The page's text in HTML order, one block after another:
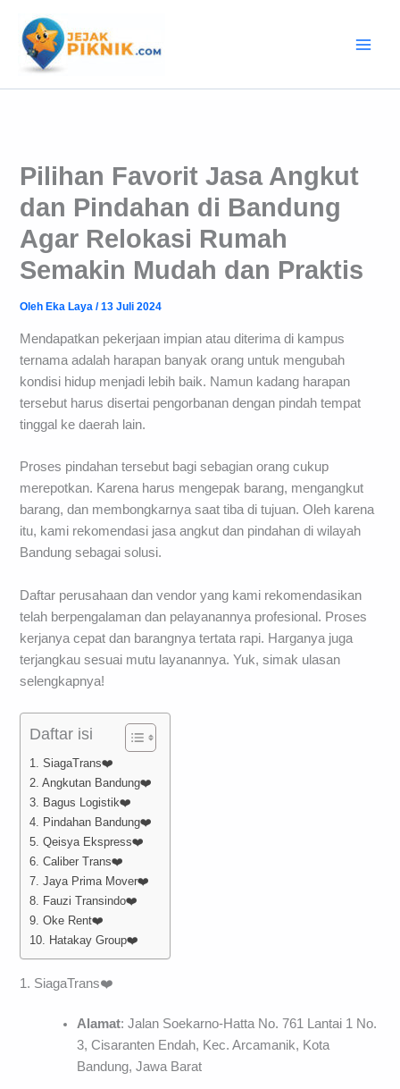
konten
Pilihan Favorit Jasa Angkut
dan Pindahan di Bandung
Agar Relokasi Rumah
Semakin Mudah dan Praktis
Oleh Eka Laya/13 Juli 2024
Mendapatkan pekerjaan impian atau diterima di kampus
ternama adalah harapan banyak orang untuk mengubah
kondisi hidup menjadi lebih baik. Namun kadang harapan
tersebut harus disertai pengorbanan dengan pindah tempat
tinggal ke daerah lain.
Proses pindahan tersebut bagi sebagian orang cukup
merepotkan. Karena harus mengepak barang, mengangkut
barang, dan membongkarnya saat tiba di tujuan. Oleh karena
itu, kami rekomendasi jasa angkut dan pindahan di wilayah
Bandung sebagai solusi.
Daftar perusahaan dan vendor yang kami rekomendasikan
telah berpengalaman dan pelayanannya profesional. Proses
kerjanya cepat dan barangnya tertata rapi. Harganya juga
terjangkau sesuai mutu layanannya. Yuk, simak ulasan
selengkapnya!
Daftar isi
1. SiagaTrans❤️
2. Angkutan Bandung❤️
3. Bagus Logistik❤️
4. Pindahan Bandung❤️
5. Qeisya Ekspress❤️
6. Caliber Trans❤️
7. Jaya Prima Mover❤️
8. Fauzi Transindo❤️
9. Oke Rent❤️
10. Hatakay Group❤️
1. SiagaTrans❤️
Alamat: Jalan Soekarno-Hatta No. 761 Lantai 1 No.
3, Cisaranten Endah, Kec. Arcamanik, Kota
Bandung, Jawa Barat